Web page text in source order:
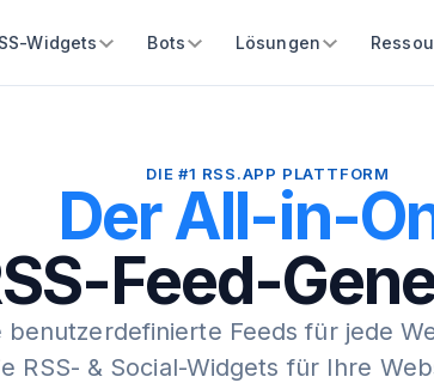
Widgets Bots Lösungen
DIE #1 RSS.APP PLATTFORM
Der All-in-
Feed-
benutzerdefinierte Feeds für jede
RSS- & Social-Widgets für Ihre